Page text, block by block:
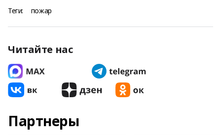
Теги: пожар
Читайте нас
Партнеры